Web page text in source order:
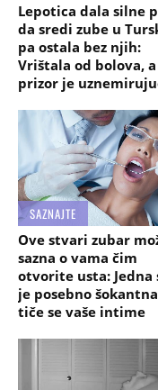
Lepotica dala silne
da sredi zube u
pa ostala bez njih:
Vrištala od bolova, a
prizor je
SAZNAJTE
Ove stvari zubar
sazna o vama čim
otvorite usta: Jedna
je posebno
tiče se vaše intime